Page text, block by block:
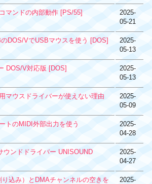
マンドの内部動作 [PS/55]
2025-
05-21
DOS/VでUSBマウスを使う [DOS]
2025-
05-13
DOS/V対応版 [DOS]
2025-
05-13
マウスドライバーが使えない理由
2025-
05-09
トのMIDI外部出力を使う
2025-
04-28
ウンドドライバー UNISOUND
2025-
04-27
込み）とDMAチャンネルの空きを
2025-